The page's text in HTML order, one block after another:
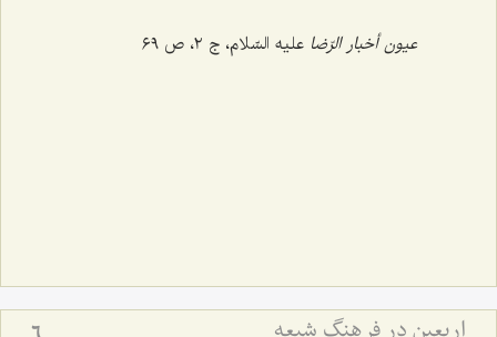
عیون أخبار الرّضا علیه السّلام، ج ‌٢، ص ٦٩